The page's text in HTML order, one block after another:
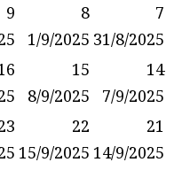
2/9/2025
3/9/2025
16
9/9/2025
17
10/9/2025
23
16/9/2025
24
17/9/2025